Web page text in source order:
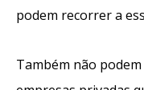
podem recorrer a
Também não